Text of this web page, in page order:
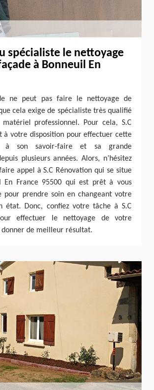
spécialiste le nettoyage
à Bonneuil En
ne peut pas faire le nettoyage de
cela exige de spécialiste très qualifié
professionnel. Pour cela, S.C
à votre disposition pour effectuer cette
à son savoir-faire et sa grande
plusieurs années. Alors, n’hésitez
appel à S.C Rénovation qui se situe
En France 95500 qui est prêt à vous
pour prendre soin en changeant votre
état. Donc, confiez votre tâche à S.C
effectuer le nettoyage de votre
donner de meilleur résultat.